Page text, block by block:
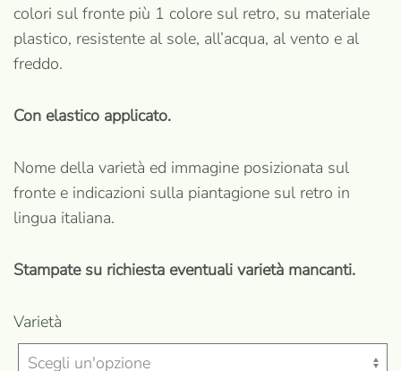
colori sul fronte più 1 colore sul retro, su materiale
plastico, resistente al sole, all’acqua, al vento e al
freddo.
Con elastico applicato.
Nome della varietà ed immagine posizionata sul
fronte e indicazioni sulla piantagione sul retro in
lingua italiana.
Stampate su richiesta eventuali varietà mancanti.
Varietà